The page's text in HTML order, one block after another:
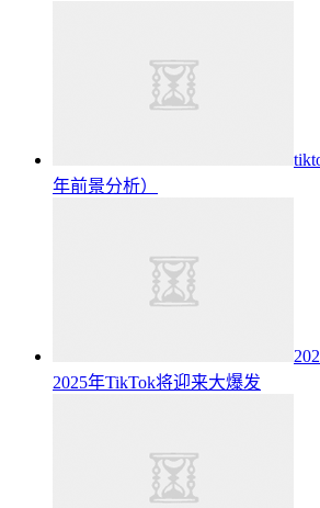
年前景分析）
2025年TikTok将迎来大爆发